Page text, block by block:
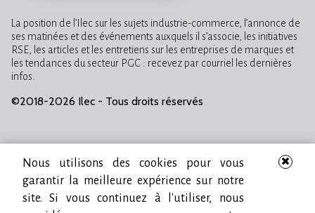
La position de l’Ilec sur les sujets industrie-commerce, l’annonce de
ses matinées et des événements auxquels il s’associe, les initiatives
RSE, les articles et les entretiens sur les entreprises de marques et
les tendances du secteur PGC : recevez par courriel les dernières
infos.
©2018-2026 Ilec - Tous droits réservés
Nous utilisons des cookies pour vous
garantir la meilleure expérience sur notre
site. Si vous continuez à l'utiliser, nous